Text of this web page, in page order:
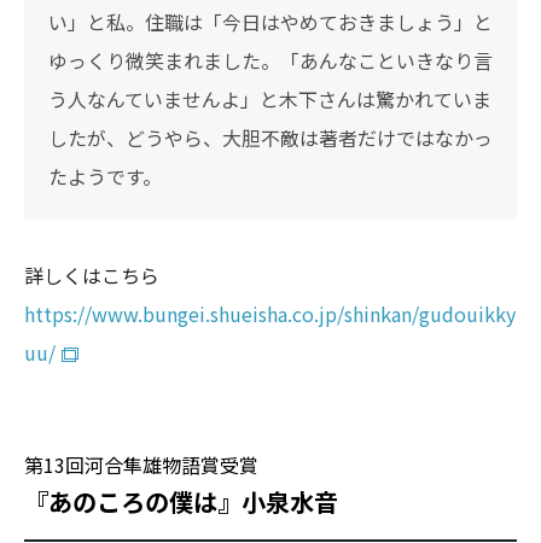
い」と私。住職は「今日はやめておきましょう」と
ゆっくり微笑まれました。「あんなこといきなり言
う人なんていませんよ」と木下さんは驚かれていま
したが、どうやら、大胆不敵は著者だけではなかっ
たようです。
詳しくはこちら
https://www.bungei.shueisha.co.jp/shinkan/gudouikky
uu/
第13回河合隼雄物語賞受賞
『あのころの僕は』小泉水音